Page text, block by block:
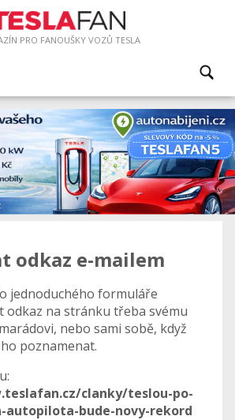
PRO FANOUŠKY VOZŮ TESLA
odkaz e-mailem
jednoduchého formuláře
odkaz na stránku třeba svému
nebo sami sobě, když
poznamenat.
clanky/teslou-po-
autopilota-bude-novy-rekord